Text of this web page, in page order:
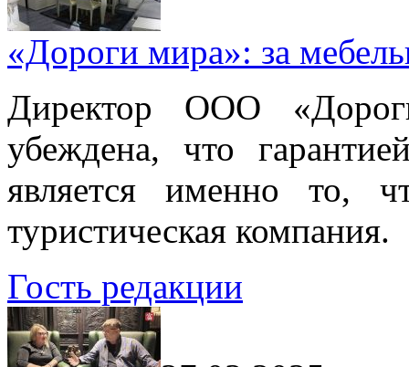
«Дороги мира»: за
Директор ООО
убеждена, что
является именно то,
туристическая компания.
Гость редакции